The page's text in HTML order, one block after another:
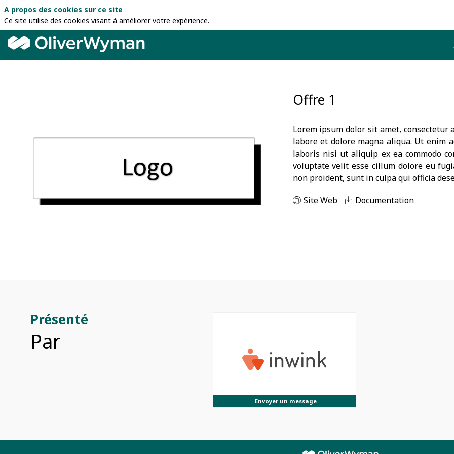
Offre 1
Lorem ipsum dolor sit amet,
labore et dolore magna aliqua. Ut enim
laboris nisi ut aliquip ex ea commodo
voluptate velit esse cillum dolore eu
non proident, sunt in culpa qui officia
Site Web
Documentation
Présenté
Par
Envoyer un message
A propos des cookies sur ce site
Ce site utilise des cookies visant à améliorer votre expérience.